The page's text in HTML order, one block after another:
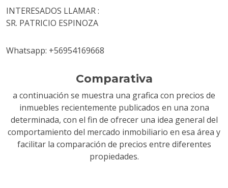
INTERESADOS LLAMAR :
SR. PATRICIO ESPINOZA
Whatsapp: +56954169668
Comparativa
a continuación se muestra una grafica con precios de
inmuebles recientemente publicados en una zona
determinada, con el fin de ofrecer una idea general del
comportamiento del mercado inmobiliario en esa área y
facilitar la comparación de precios entre diferentes
propiedades.